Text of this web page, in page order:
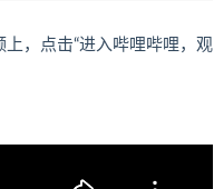
，点击“进入哔哩哔哩，观